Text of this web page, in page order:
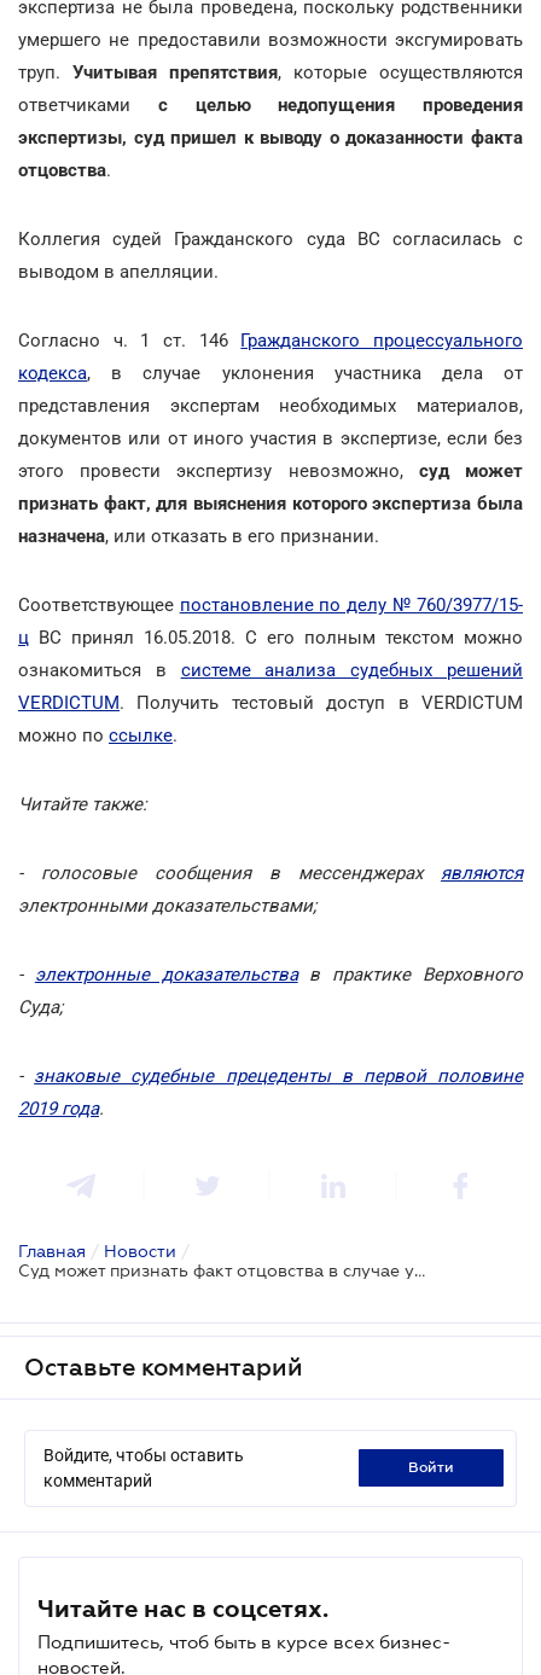
экспертиза не была проведена, поскольку родственники
умершего не предоставили возможности эксгумировать
труп. Учитывая препятствия, которые осуществляются
ответчиками с целью недопущения проведения
экспертизы, суд пришел к выводу о доказанности факта
отцовства.
Коллегия судей Гражданского суда ВС согласилась с
выводом в апелляции.
Согласно ч. 1 ст. 146 Гражданского процессуального
кодекса, в случае уклонения участника дела от
представления экспертам необходимых материалов,
документов или от иного участия в экспертизе, если без
этого провести экспертизу невозможно, суд может
признать факт, для выяснения которого экспертиза была
назначена, или отказать в его признании.
Соответствующее постановление по делу № 760/3977/15-
ц ВС принял 16.05.2018. С его полным текстом можно
ознакомиться в системе анализа судебных решений
VERDICTUM. Получить тестовый доступ в VERDICTUM
можно по ссылке.
Читайте также:
- голосовые сообщения в мессенджерах являются
электронными доказательствами;
- электронные доказательствав практике Верховного
Суда;
- знаковые судебные прецеденты в первой половине
2019 года.
Главная / Новости /
Суд может признать факт отцовства в случае уклонения от проведения генетической экспертизы
Оставьте комментарий
Войдите, чтобы оставить
комментарий
войти
Читайте нас в соцсетях.
Подпишитесь, чтоб быть в курсе всех бизнес-
новостей.